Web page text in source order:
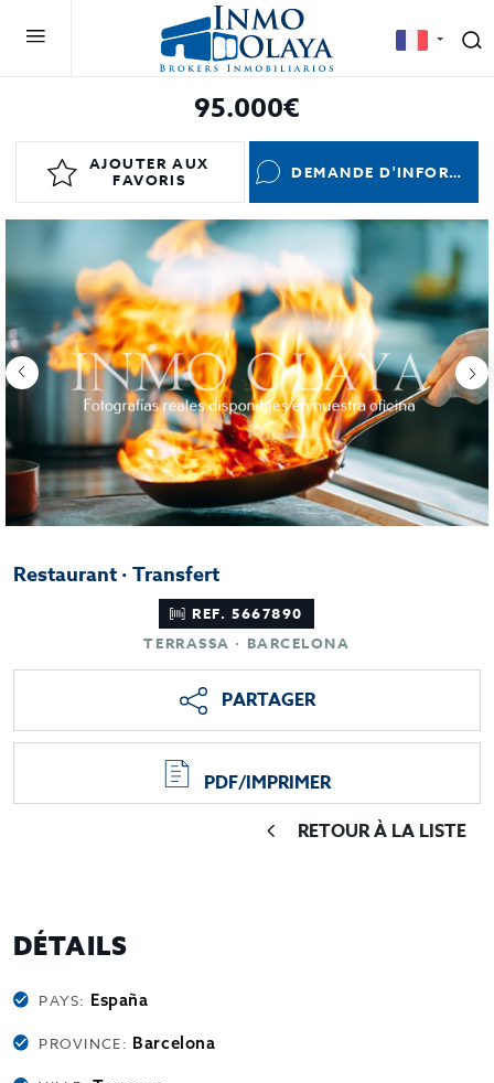
95.000€
AJOUTER AUX
FAVORIS
DEMANDE D'INFORMATIONS
Restaurant · Transfert
REF. 5667890
TERRASSA · BARCELONA
PARTAGER
PDF/IMPRIMER
RETOUR À LA LISTE
DÉTAILS
PAYS: España
PROVINCE: Barcelona